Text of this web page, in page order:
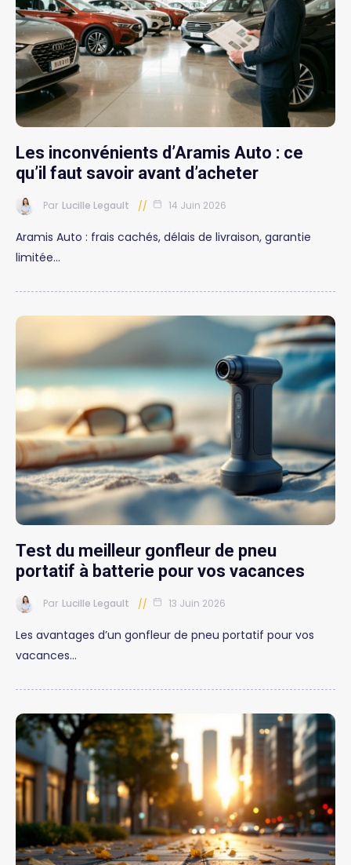
Les inconvénients d’Aramis Auto : ce
qu’il faut savoir avant d’acheter
Par Lucille Legault 14 Juin 2026
Aramis Auto : frais cachés, délais de livraison, garantie
limitée…
Test du meilleur gonfleur de pneu
portatif à batterie pour vos vacances
Par Lucille Legault 13 Juin 2026
Les avantages d’un gonfleur de pneu portatif pour vos
vacances…